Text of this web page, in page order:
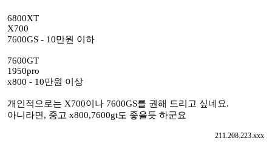
6800XT
X700
7600GS - 10만원 이하
7600GT
1950pro
x800 - 10만원 이상
개인적으로는 X700이나 7600GS를 권해 드리고 싶네요.
아니라면, 중고 x800,7600gt도 좋을듯 하군요
211.208.223.xxx